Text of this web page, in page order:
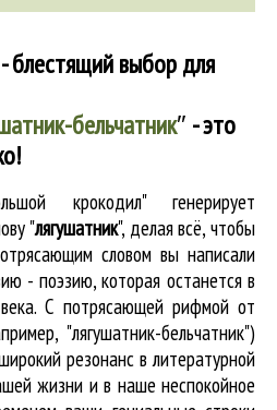
блестящий выбор для
бельчатник″ - это
крокодил" генерирует
"лягушатник", делая всё, чтобы
словом вы написали
- поэзию, которая останется в
С потрясающей рифмой от
"лягушатник-бельчатник")
резонанс в литературной
жизни и в наше неспокойное